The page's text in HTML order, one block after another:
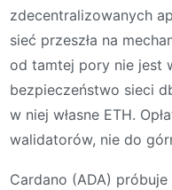
zdecentralizowanych
sieć przeszła na
od tamtej pory nie jest
bezpieczeństwo sieci
w niej własne ETH.
walidatorów, nie do
Cardano (ADA)